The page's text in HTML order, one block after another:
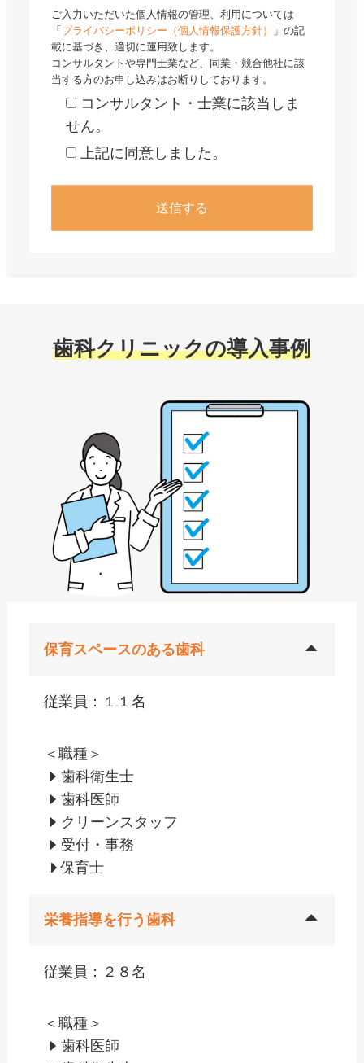
ご入力いただいた個人情報の管理、利用については
「 プライバシーポリシー（個人情報保護方針）
」の記
載に基づき、適切に運用致します。
コンサルタントや専門士業など、同業・競合他社に該
当する方のお申し込みはお断りしております。
コンサルタント・士業に該当しま
せん。
上記に同意しました。
歯科クリニックの導入事例
保育スペースのある歯科
従業員：１１名
＜職種＞
歯科衛生士
歯科医師
クリーンスタッフ
受付・事務
保育士
栄養指導を行う歯科
従業員：２８名
＜職種＞
歯科医師